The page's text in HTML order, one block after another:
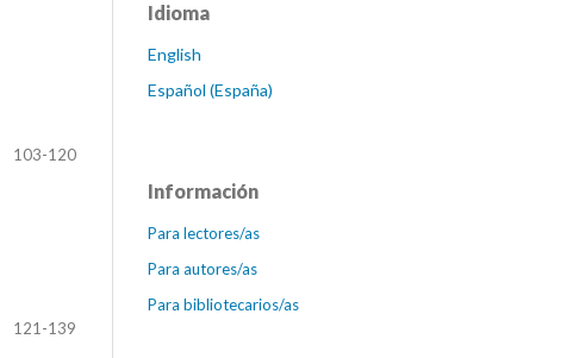
103-120
121-139
Idioma
English
Español (España)
Información
Para lectores/as
Para autores/as
Para bibliotecarios/as